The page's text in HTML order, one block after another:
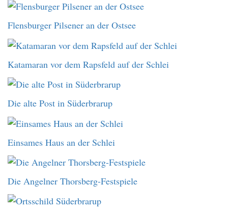
Flensburger Pilsener an der Ostsee
Katamaran vor dem Rapsfeld auf der Schlei
Die alte Post in Süderbrarup
Einsames Haus an der Schlei
Die Angelner Thorsberg-Festspiele